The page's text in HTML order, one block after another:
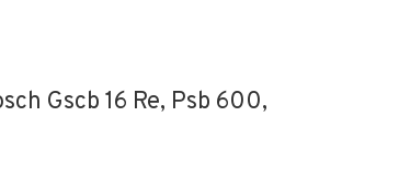
Gscb 16 Re, Psb 600,